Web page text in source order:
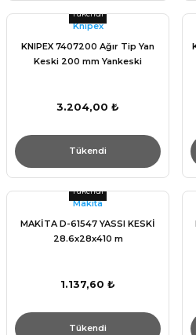
Tükendi
Knıpex
KNIPEX 7407200 Ağır Tip Yan
Keski 200 mm Yankeski
3.204,00 ₺
Tükendi
Tükendi
Makita
MAKİTA D-61547 YASSI KESKİ
28.6x28x410 m
1.137,60 ₺
Tükendi